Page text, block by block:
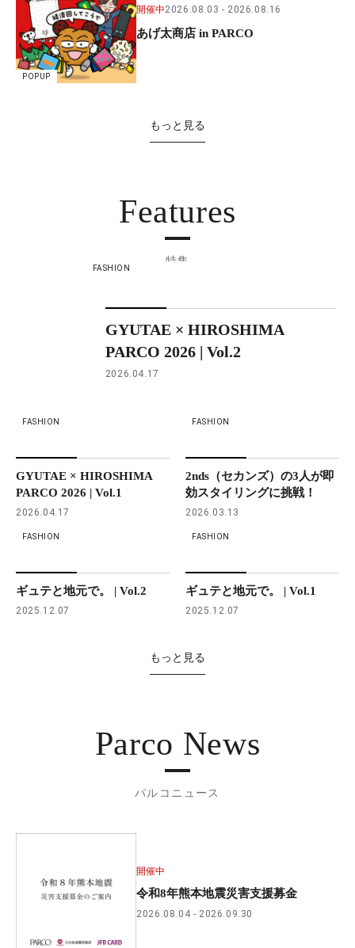
POPUP
開催中2026.08.03 2026.08.16
あげ太商店 in PARCO
もっと見る
Features
特集
FASHION
GYUTAE × HIROSHIMA
PARCO 2026 | Vol.2
2026.04.17
FASHION
GYUTAE × HIROSHIMA
PARCO 2026 | Vol.1
2026.04.17
FASHION
2nds（セカンズ）の3人が即
効スタイリングに挑戦！
2026.03.13
FASHION
ギュテと地元で。 | Vol.2
2025.12.07
FASHION
ギュテと地元で。 | Vol.1
2025.12.07
もっと見る
Parco News
パルコニュース
開催中
令和8年熊本地震災害支援募金
2026.08.04 2026.09.30